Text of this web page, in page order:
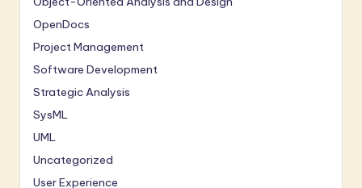
OpenDocs
Project Management
Software Development
Strategic Analysis
SysML
UML
Uncategorized
User Experience